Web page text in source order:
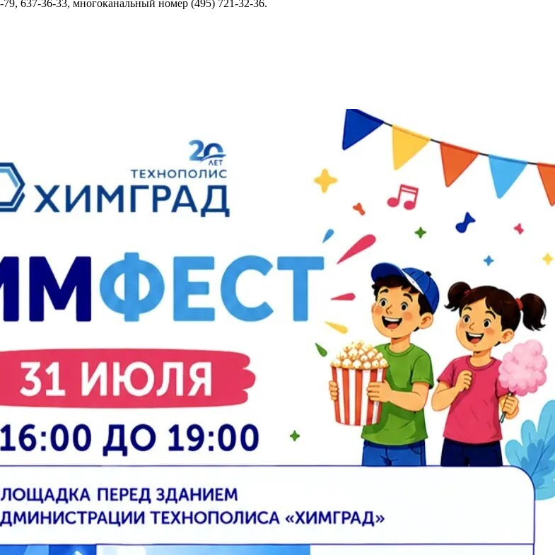
637-36-33, многоканальный номер (495) 721-32-36.